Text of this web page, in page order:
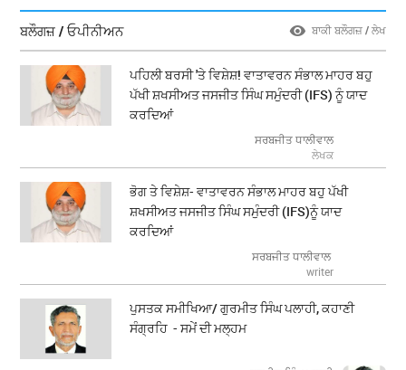
ਬਲੌਗਜ਼ / ਓਪੀਨੀਅਨ ਬਾਕੀ ਬਲੌਗਜ਼ / ਲੇਖ
ਪਹਿਲੀ ਬਰਸੀ 'ਤੇ ਵਿਸ਼ੇਸ਼! ਵਾਤਾਵਰਨ ਸੰਭਾਲ ਮਾਹਰ ਬਹੁ
ਪੱਖੀ ਸ਼ਖਸੀਅਤ ਜਸਜੀਤ ਸਿੰਘ ਸਮੁੰਦਰੀ (IFS) ਨੂੰ ਯਾਦ
ਕਰਦਿਆਂ
ਸਰਬਜੀਤ ਧਾਲੀਵਾਲ
ਲੇਖਕ
ਭੋਗ ਤੇ ਵਿਸ਼ੇਸ਼- ਵਾਤਾਵਰਨ ਸੰਭਾਲ ਮਾਹਰ ਬਹੁ ਪੱਖੀ
ਸ਼ਖਸੀਅਤ ਜਸਜੀਤ ਸਿੰਘ ਸਮੁੰਦਰੀ (IFS)ਨੂੰ ਯਾਦ
ਕਰਦਿਆਂ
ਸਰਬਜੀਤ ਧਾਲੀਵਾਲ
writer
ਪੁਸਤਕ ਸਮੀਖਿਆ/ ਗੁਰਮੀਤ ਸਿੰਘ ਪਲਾਹੀ, ਕਹਾਣੀ
ਸੰਗ੍ਰਹਿ - ਸਮੇਂ ਦੀ ਮਲ੍ਹਮ